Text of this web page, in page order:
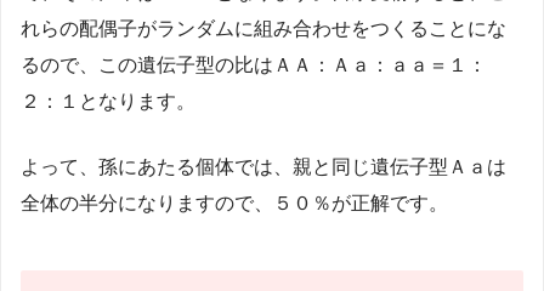
れらの配偶子がランダムに組み合わせをつくることにな
るので、この遺伝子型の比はＡＡ：Ａａ：ａａ＝１：
２：１となります。
よって、孫にあたる個体では、親と同じ遺伝子型Ａａは
全体の半分になりますので、５０％が正解です。